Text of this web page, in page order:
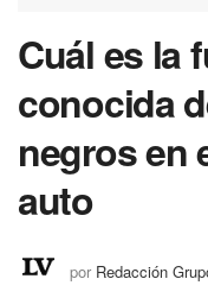
Cuál es la
conocida
negros en
auto
por Redacción